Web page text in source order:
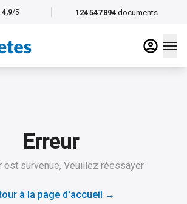
124 547 894 documents
4,9/5
Erreur
est survenue, Veuillez réessayer
à la page d'accueil →